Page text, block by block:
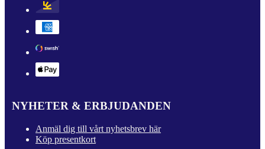
NYHETER & ERBJUDANDEN
Anmäl dig till vårt nyhetsbrev här
Köp presentkort